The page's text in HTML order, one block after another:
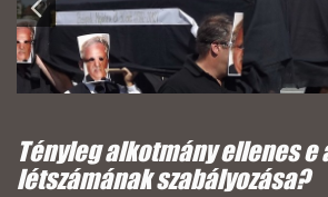
Tényleg alkotmány ellenes e
létszámának szabályozása?